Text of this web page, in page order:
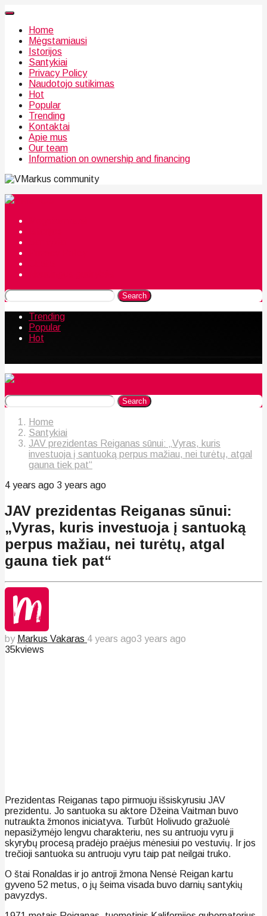
Home
Mėgstamiausi
Istorijos
Santykiai
Privacy Policy
Naudotojo sutikimas
Hot
Popular
Trending
Kontaktai
Apie mus
Our team
Information on ownership and financing
community
Search
Trending
Popular
Hot
Search
Home
Santykiai
JAV prezidentas Reiganas sūnui: „Vyras, kuris
investuoja į santuoką perpus mažiau, nei turėtų, atgal
gauna tiek pat“
4 years ago 3 years ago
JAV prezidentas Reiganas sūnui:
„Vyras, kuris investuoja į santuoką
perpus mažiau, nei turėtų, atgal
gauna tiek pat“
by Markus Vakaras 4 years ago3 years ago
35kviews
Prezidentas Reiganas tapo pirmuoju išsiskyrusiu JAV
prezidentu. Jo santuoka su aktore Džeina Vaitman buvo
nutraukta žmonos iniciatyva. Turbūt Holivudo gražuolė
nepasižymėjo lengvu charakteriu, nes su antruoju vyru ji
skyrybų procesą pradėjo praėjus mėnesiui po vestuvių. Ir jos
trečioji santuoka su antruoju vyru taip pat neilgai truko.
O štai Ronaldas ir jo antroji žmona Nensė Reigan kartu
gyveno 52 metus, o jų šeima visada buvo darnių santykių
pavyzdys.